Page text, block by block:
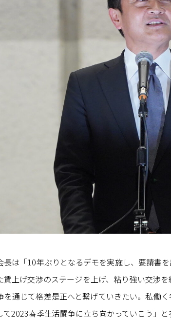
長は「10年ぶりとなるデモを実施し、要請書
賃上げ交渉のステージを上げ、粘り強い交渉
を通じて格差是正へと繋げていきたい。私働
2023春季生活闘争に立ち向かっていこう」と